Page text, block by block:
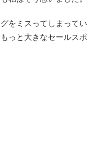
をミスってしまってい
っと大きなセールスポ